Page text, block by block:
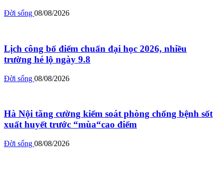
Đời sống 08/08/2026
Lịch công bố điểm chuẩn đại học 2026, nhiều
trường hé lộ ngày 9.8
Đời sống 08/08/2026
Hà Nội tăng cường kiểm soát phòng chống bệnh sốt
xuất huyết trước “mùa“cao điểm
Đời sống 08/08/2026